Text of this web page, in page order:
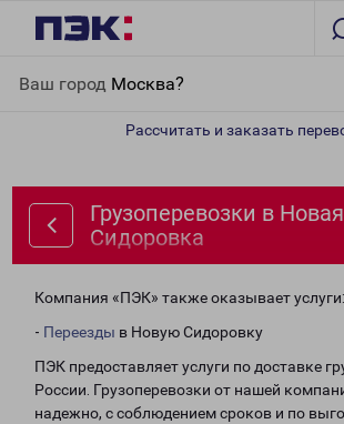
Ваш город Москва?
Рассчитать и заказать
Грузоперевозки в Новая
Сидоровка
Компания «ПЭК» также оказывает услуги:
- Переезды в Новую Сидоровку
ПЭК предоставляет услуги по доставке
России. Грузоперевозки от нашей
надежно, с соблюдением сроков и по